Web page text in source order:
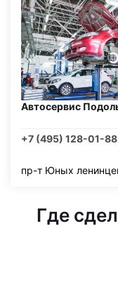
Автосервис
+7 (495) 128-01-88
пр-т Юных
Где